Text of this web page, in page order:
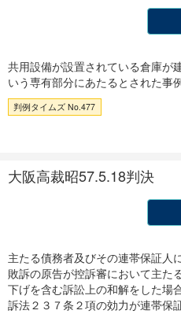
共用設備が設置されている倉庫が
いう専有部分にあたるとされた事
判例タイムズ No.477
大阪高裁昭57.5.18判決
主たる債務者及びその連帯保証人
敗訴の原告が控訴審において主た
下げを含む訴訟上の和解をした場
訴法２３７条２項の効力が連帯保